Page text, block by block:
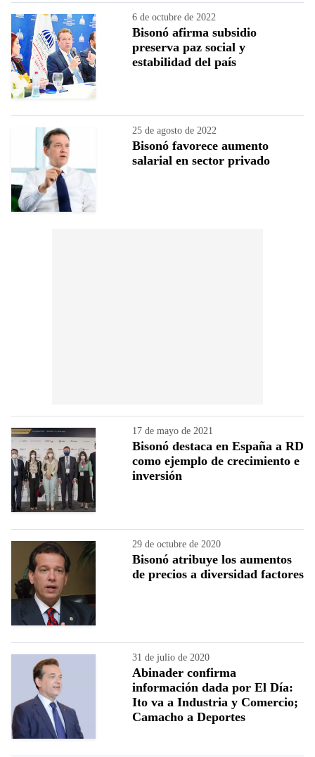
6 de octubre de 2022
Bisonó afirma subsidio
preserva paz social y
estabilidad del país
25 de agosto de 2022
Bisonó favorece aumento
salarial en sector privado
17 de mayo de 2021
Bisonó destaca en España a RD
como ejemplo de crecimiento e
inversión
29 de octubre de 2020
Bisonó atribuye los aumentos
de precios a diversidad factores
31 de julio de 2020
Abinader confirma
información dada por El Día:
Ito va a Industria y Comercio;
Camacho a Deportes